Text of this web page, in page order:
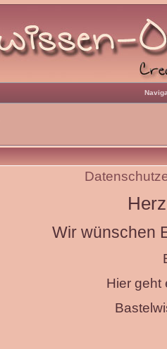
Wir wünschen
Hier geht